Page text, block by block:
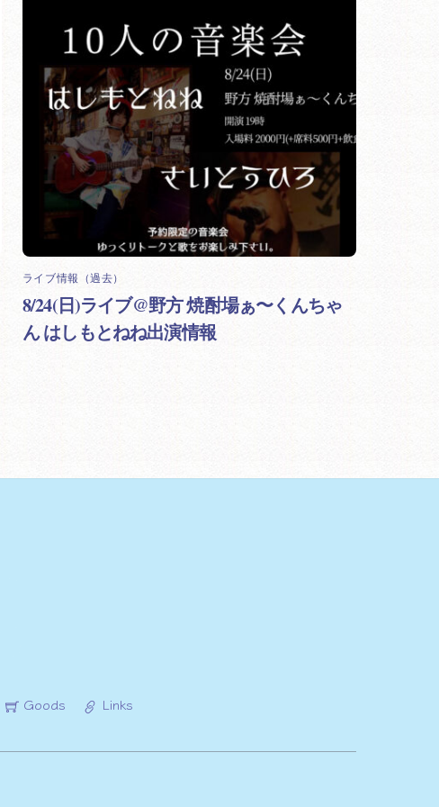
ライブ情報（過去）
8/24(日)ライブ@野方 焼酎場ぁ〜くんちゃ
ん はしもとねね出演情報
Goods Links